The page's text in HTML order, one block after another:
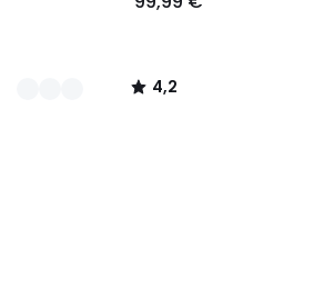
4,2
/